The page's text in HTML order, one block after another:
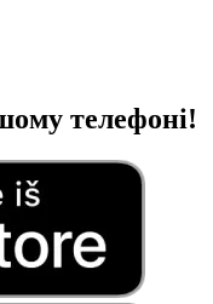
телефоні!